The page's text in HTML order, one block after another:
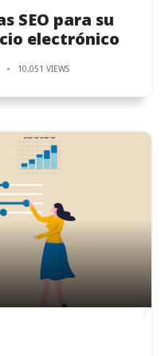
SEO para su
electrónico
10,051 VIEWS